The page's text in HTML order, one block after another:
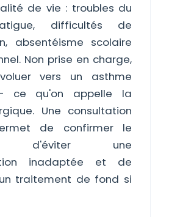
de vie : troubles du
difficultés de
absentéisme scolaire
Non prise en charge,
vers un asthme
ce qu'on appelle la
Une consultation
de confirmer le
d'éviter une
inadaptée et de
traitement de fond si